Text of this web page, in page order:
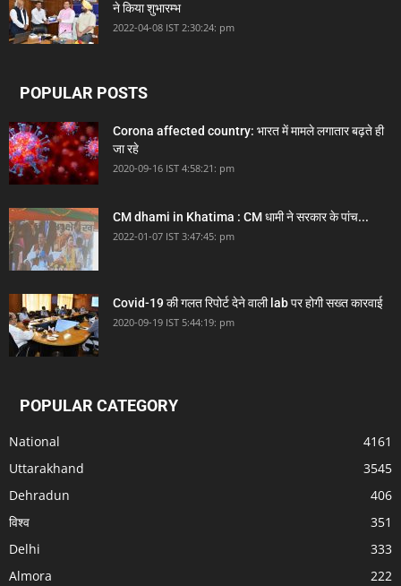
ने किया शुभारम्भ
2022-04-08 IST 2:30:24: pm
POPULAR POSTS
Corona affected country: भारत में मामले लगातार बढ़ते ही
जा रहे
2020-09-16 IST 4:58:21: pm
CM dhami in Khatima : CM धामी ने सरकार के पांच...
2022-01-07 IST 3:47:45: pm
Covid-19 की गलत रिपोर्ट देने वाली lab पर होगी सख्त कारवाई
2020-09-19 IST 5:44:19: pm
POPULAR CATEGORY
National
4161
Uttarakhand
3545
Dehradun
406
विश्व
351
Delhi
333
Almora
222